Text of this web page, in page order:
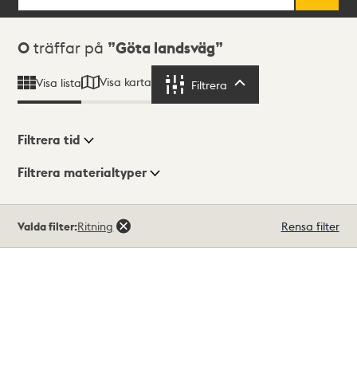
Sökresultat
0 träffar på Göta landsväg
Visa lista Visa karta Filtrera
Visningsläge
Filtrera tid
Filtrera materialtyper
träffar
Valda filter:Ritning Rensa filter